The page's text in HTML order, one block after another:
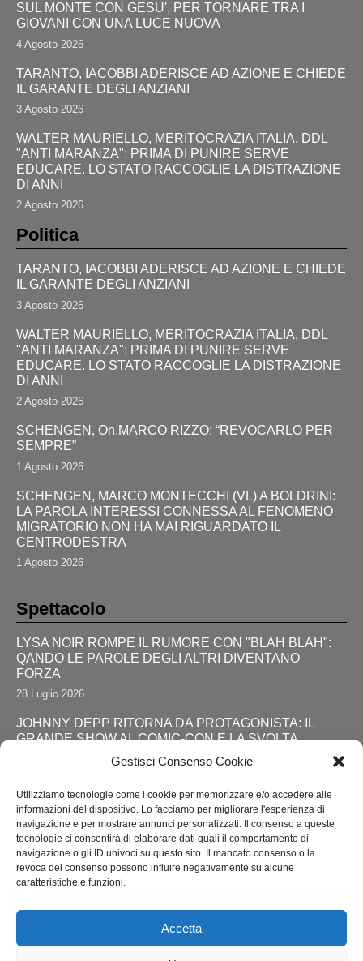
Gestisci Consenso Cookie
Utilizziamo tecnologie come i cookie per memorizzare e/o accedere alle
informazioni del dispositivo. Lo facciamo per migliorare l'esperienza di
navigazione e per mostrare annunci personalizzati. Il consenso a queste
tecnologie ci consentirà di elaborare dati quali il comportamento di
navigazione o gli ID univoci su questo sito. Il mancato consenso o la
revoca del consenso possono influire negativamente su alcune
caratteristiche e funzioni.
Accetta
SUL MONTE CON GESU', PER TORNARE TRA I
GIOVANI CON UNA LUCE NUOVA
4 Agosto 2026
TARANTO, IACOBBI ADERISCE AD AZIONE E CHIEDE
IL GARANTE DEGLI ANZIANI
3 Agosto 2026
WALTER MAURIELLO, MERITOCRAZIA ITALIA, DDL
"ANTI MARANZA": PRIMA DI PUNIRE SERVE
EDUCARE. LO STATO RACCOGLIE LA DISTRAZIONE
DI ANNI
2 Agosto 2026
Politica
TARANTO, IACOBBI ADERISCE AD AZIONE E CHIEDE
IL GARANTE DEGLI ANZIANI
3 Agosto 2026
WALTER MAURIELLO, MERITOCRAZIA ITALIA, DDL
"ANTI MARANZA": PRIMA DI PUNIRE SERVE
EDUCARE. LO STATO RACCOGLIE LA DISTRAZIONE
DI ANNI
2 Agosto 2026
SCHENGEN, On.MARCO RIZZO: “REVOCARLO PER
SEMPRE”
1 Agosto 2026
SCHENGEN, MARCO MONTECCHI (VL) A BOLDRINI:
LA PAROLA INTERESSI CONNESSA AL FENOMENO
MIGRATORIO NON HA MAI RIGUARDATO IL
CENTRODESTRA
1 Agosto 2026
Spettacolo
LYSA NOIR ROMPE IL RUMORE CON "BLAH BLAH":
QANDO LE PAROLE DEGLI ALTRI DIVENTANO
FORZA
28 Luglio 2026
JOHNNY DEPP RITORNA DA PROTAGONISTA: IL
GRANDE SHOW AL COMIC-CON E LA SVOLTA
RIMINI, LOLA STAR “ANTICIPA” IL PRIDE CON UNA
“PROMENADE” DI SPETTACOLI SUL LUNGOMARE DA
MAREBELLO A MIRAMARE
24 Luglio 2026
ROMA ACCENDE I RIFLETTORI SULL'ALTA MODA: IL
SOSTENIBILITA' E VISIONE INTERNAZIONALE